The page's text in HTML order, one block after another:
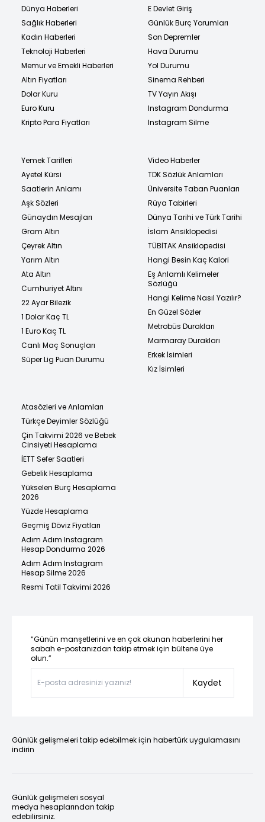
Dünya Haberleri
Sağlık Haberleri
Kadın Haberleri
Teknoloji Haberleri
Memur ve Emekli Haberleri
Altın Fiyatları
Dolar Kuru
Euro Kuru
Kripto Para Fiyatları
E Devlet Giriş
Günlük Burç Yorumları
Son Depremler
Hava Durumu
Yol Durumu
Sinema Rehberi
TV Yayın Akışı
Instagram Dondurma
Instagram Silme
Yemek Tarifleri
Ayetel Kürsi
Saatlerin Anlamı
Aşk Sözleri
Günaydın Mesajları
Gram Altın
Çeyrek Altın
Yarım Altın
Ata Altın
Cumhuriyet Altını
22 Ayar Bilezik
1 Dolar Kaç TL
1 Euro Kaç TL
Canlı Maç Sonuçları
Süper Lig Puan Durumu
Video Haberler
TDK Sözlük Anlamları
Üniversite Taban Puanları
Rüya Tabirleri
Dünya Tarihi ve Türk Tarihi
İslam Ansiklopedisi
TÜBİTAK Ansiklopedisi
Hangi Besin Kaç Kalori
Eş Anlamlı Kelimeler
Sözlüğü
Hangi Kelime Nasıl Yazılır?
En Güzel Sözler
Metrobüs Durakları
Marmaray Durakları
Erkek İsimleri
Kız İsimleri
Atasözleri ve Anlamları
Türkçe Deyimler Sözlüğü
Çin Takvimi 2026 ve Bebek
Cinsiyeti Hesaplama
İETT Sefer Saatleri
Gebelik Hesaplama
Yükselen Burç Hesaplama
2026
Yüzde Hesaplama
Geçmiş Döviz Fiyatları
Adım Adım Instagram
Hesap Dondurma 2026
Adım Adım Instagram
Hesap Silme 2026
Resmi Tatil Takvimi 2026
“Günün manşetlerini ve en çok okunan haberlerini her
sabah e-postanızdan takip etmek için bültene üye
olun.”
Kaydet
Günlük gelişmeleri takip edebilmek için habertürk uygulamasını
indirin
Günlük gelişmeleri sosyal
medya hesaplarından takip
edebilirsiniz.